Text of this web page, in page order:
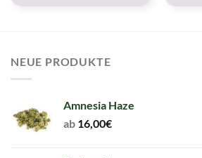
NEUE PRODUKTE
Amnesia Haze
ab 16,00€